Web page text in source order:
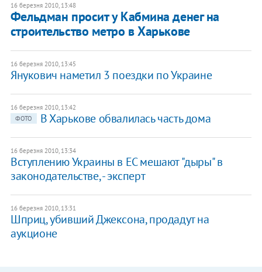
16 березня 2010, 13:48
Фельдман просит у Кабмина денег на
строительство метро в Харькове
16 березня 2010, 13:45
Янукович наметил 3 поездки по Украине
16 березня 2010, 13:42
ФОТО
В Харькове обвалилась часть дома
16 березня 2010, 13:34
Вступлению Украины в ЕС мешают "дыры" в
законодательстве, - эксперт
16 березня 2010, 13:31
Шприц, убивший Джексона, продадут на
аукционе